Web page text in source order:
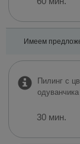
Имеем
Пилинг с
одуванчика
30 мин.